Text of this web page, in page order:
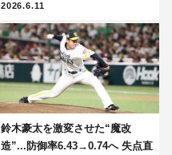
2026.6.11
鈴木豪太を激変させた“魔改
造”...防御率6.43→0.74へ 失点直